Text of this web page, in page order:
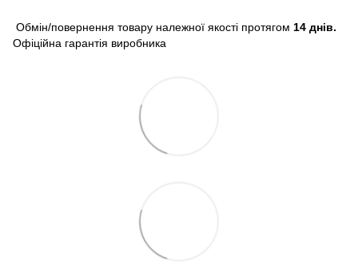
Обмін/повернення товару належної якості протягом 14 днів.
Офіційна гарантія виробника